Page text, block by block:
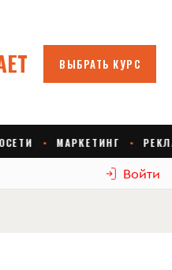
Войти